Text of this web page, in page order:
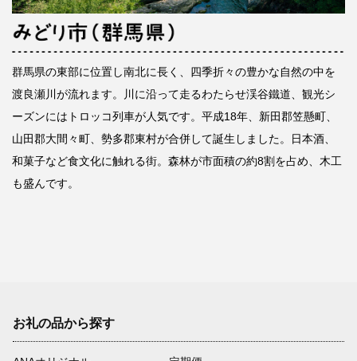
群馬県の東部に位置し南北に長く、四季折々の豊かな自然の中を
渡良瀬川が流れます。川に沿って走るわたらせ渓谷鐵道、観光シ
ーズンにはトロッコ列車が人気です。平成18年、新田郡笠懸町、
山田郡大間々町、勢多郡東村が合併して誕生しました。日本酒、
和菓子など食文化に触れる街。森林が市面積の約8割を占め、木工
も盛んです。
お礼の品から探す